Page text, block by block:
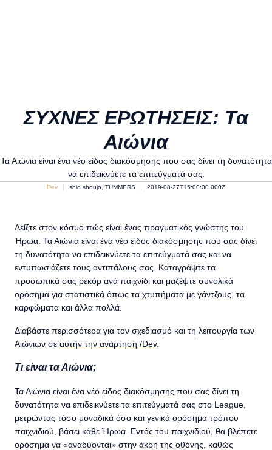
ΣΥΧΝΕΣ ΕΡΩΤΗΣΕΙΣ: Τα
Αιώνια
Τα Αιώνια είναι ένα νέο είδος διακόσμησης που σας δίνει τη δυνατότητα
να επιδεικνύετε τα επιτεύγματά σας.
Dev shio shoujo, TUMMERS 2019-08-27T15:00:00.000Z
Δείξτε στον κόσμο πώς είναι ένας πραγματικός γνώστης του
Ήρωα. Τα Αιώνια είναι ένα νέο είδος διακόσμησης που σας δίνει
τη δυνατότητα να επιδεικνύετε τα επιτεύγματά σας και να
εντυπωσιάζετε τους αντιπάλους σας. Καταγράψτε τα
προσωπικά σας ρεκόρ ανά παιχνίδι και μαζέψτε συνολικά
ορόσημα για στατιστικά όπως τα χτυπήματα με γάντζους, τα
καρφώματα και άλλα πολλά.
Διαβάστε περισσότερα για τον σχεδιασμό και τη λειτουργία των
Αιώνιων σε αυτήν την ανάρτηση /Dev.
Τι είναι τα Αιώνια;
Τα Αιώνια είναι ένα νέο είδος διακόσμησης που σας δίνει τη
δυνατότητα να επιδεικνύετε τα επιτεύγματά σας στο League,
μετρώντας τόσο μοναδικά όσο και γενικά ορόσημα τρόπου
παιχνιδιού, βάσει κάθε Ήρωα. Εντός του παιχνιδιού, θα βλέπετε
ορόσημα να «αναδύονται» στην άκρη της οθόνης, καθώς